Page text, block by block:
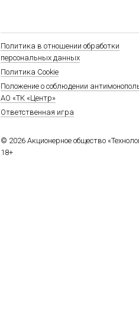
Политика в отношении обработки
персональных данных
Политика Cookie
Положение о соблюдении
АО «ТК «Центр»
Ответственная игра
© 2026 Акционерное общество
18+